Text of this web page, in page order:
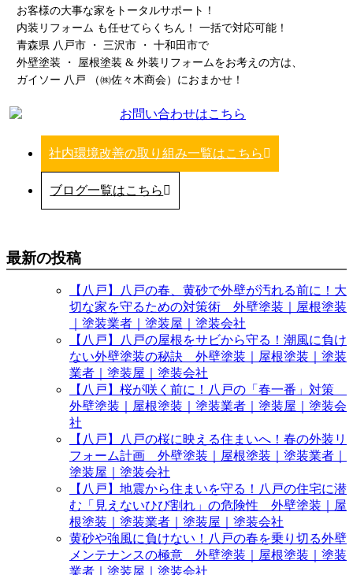
お客様の大事な家をトータルサポート！
内装リフォーム も任せてらくちん！ 一括で対応可能！
青森県 八戸市 ・ 三沢市 ・ 十和田市で
外壁塗装 ・ 屋根塗装 & 外装リフォームをお考えの方は、
ガイソー 八戸 （㈱佐々木商会）におまかせ！
社内環境改善の取り組み一覧はこちら
ブログ一覧はこちら
最新の投稿
【八戸】八戸の春、黄砂で外壁が汚れる前に！大
切な家を守るための対策術 外壁塗装｜屋根塗装
｜塗装業者｜塗装屋｜塗装会社
【八戸】八戸の屋根をサビから守る！潮風に負け
ない外壁塗装の秘訣 外壁塗装｜屋根塗装｜塗装
業者｜塗装屋｜塗装会社
【八戸】桜が咲く前に！八戸の「春一番」対策
外壁塗装｜屋根塗装｜塗装業者｜塗装屋｜塗装会
社
【八戸】八戸の桜に映える住まいへ！春の外装リ
フォーム計画 外壁塗装｜屋根塗装｜塗装業者｜
塗装屋｜塗装会社
【八戸】地震から住まいを守る！八戸の住宅に潜
む「見えないひび割れ」の危険性 外壁塗装｜屋
根塗装｜塗装業者｜塗装屋｜塗装会社
黄砂や強風に負けない！八戸の春を乗り切る外壁
メンテナンスの極意 外壁塗装｜屋根塗装｜塗装
業者｜塗装屋｜塗装会社